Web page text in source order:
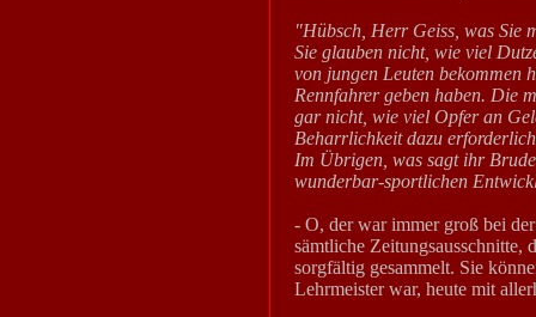
"Hübsch, Herr Geiss, was Sie
Sie glauben nicht, wie viel
von jungen Leuten bekommen
Rennfahrer geben haben. Die
gar nicht, wie viel Opfer an
Beharrlichkeit dazu
Im Übrigen, was sagt ihr
wunderbar-sportlichen
- O, der war immer groß bei
sämtliche
sorgfältig gesammelt. Sie
Lehrmeister war, heute mit